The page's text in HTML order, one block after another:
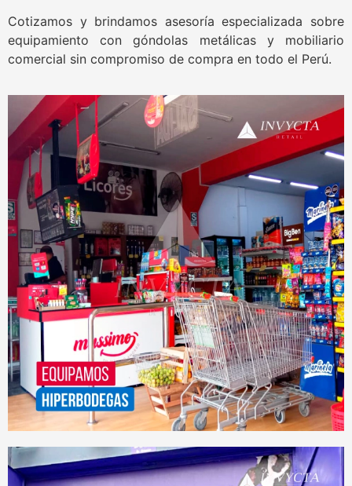
Cotizamos y brindamos asesoría especializada sobre
equipamiento con góndolas metálicas y mobiliario
comercial sin compromiso de compra en todo el Perú.